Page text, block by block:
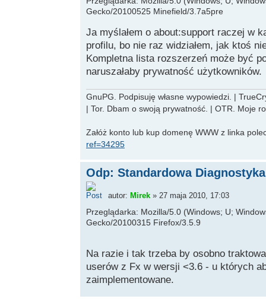
Gecko/20100525 Minefield/3.7a5pre
Ja myślałem o about:support raczej w
profilu, bo nie raz widziałem, jak ktoś
Kompletna lista rozszerzeń może być
naruszałaby prywatność użytkowników.
GnuPG. Podpisuję własne wypowiedzi. |
| Tor. Dbam o swoją prywatność. | OTR. Moje
Załóż konto lub kup domenę WWW z linka
ref=34295
Odp: Standardowa
autor: Mirek » 27 maja 2010, 17:03
Przeglądarka: Mozilla/5.0 (Windows; U;
Gecko/20100315 Firefox/3.5.9
Na razie i tak trzeba by osobno
userów z Fx w wersji <3.6 - u których
zaimplementowane.